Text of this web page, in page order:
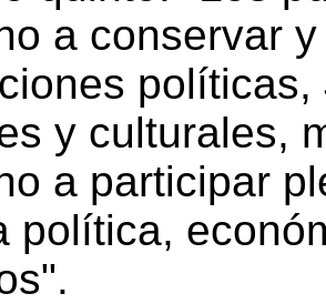
a conservar
y culturales,
a participar
política,